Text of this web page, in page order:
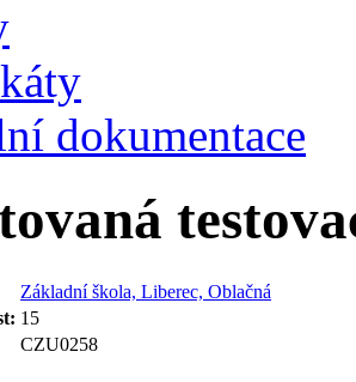
dokumentace
Základní škola, Liberec, Oblačná
15
CZU0258